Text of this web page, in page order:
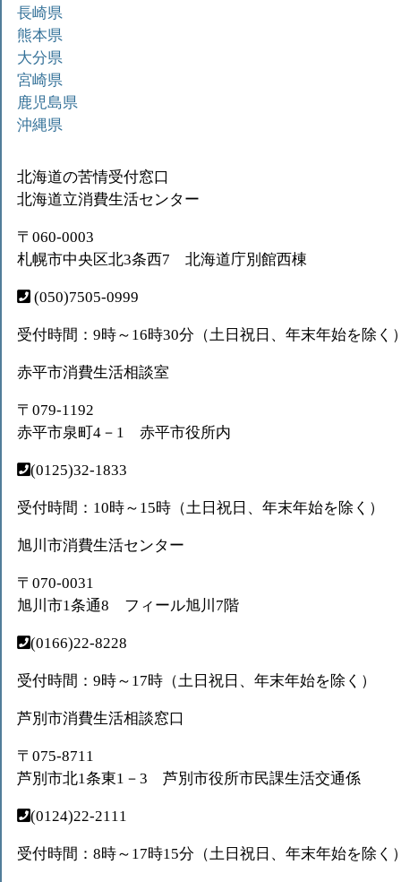
長崎県
熊本県
大分県
宮崎県
鹿児島県
沖縄県
北海道の苦情受付窓口
北海道立消費生活センター
〒060-0003
札幌市中央区北3条西7 北海道庁別館西棟
(050)7505-0999
受付時間：9時～16時30分（土日祝日、年末年始を除く
赤平市消費生活相談室
〒079-1192
赤平市泉町4－1 赤平市役所内
(0125)32-1833
受付時間：10時～15時（土日祝日、年末年始を除く）
旭川市消費生活センター
〒070-0031
旭川市1条通8 フィール旭川7階
(0166)22-8228
受付時間：9時～17時（土日祝日、年末年始を除く）
芦別市消費生活相談窓口
〒075-8711
芦別市北1条東1－3 芦別市役所市民課生活交通係
(0124)22-2111
受付時間：8時～17時15分（土日祝日、年末年始を除く